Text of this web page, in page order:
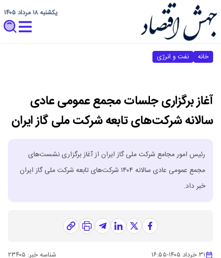
یکشنبه ۱۸ مرداد ۱۴۰۵
خانه نفت و انرژی
آغاز برگزاری جلسات مجمع عمومی عادی
سالانه شرکت‌های تابعه شرکت ملی گاز ایران
رئیس امور مجامع شرکت ملی گاز ایران از آغاز برگزاری نشست‌های
مجمع عمومی عادی سالانه ۱۴۰۴ شرکت‌های‌ تابعه شرکت ملی گاز ایران
خبر داد.
۳۱ خرداد ۱۴۰۵ -۱۶:۵۵ شناسه خبر: ۲۳۴۰۵